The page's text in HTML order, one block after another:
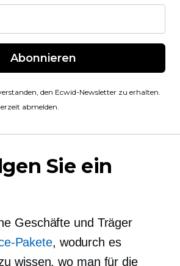
Abonnieren
den Ecwid-Newsletter zu erhalten.
abmelden.
Sie ein
Geschäfte und Träger
Pakete, wodurch es
wissen, wo man für die